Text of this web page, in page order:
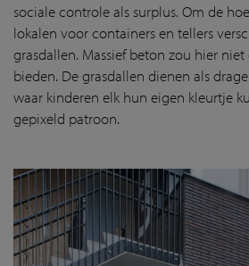
sociale controle als surplus. Om de
lokalen voor containers en tellers
grasdallen. Massief beton zou hier
bieden. De grasdallen dienen als
waar kinderen elk hun eigen kleurtje
gepixeld patroon.